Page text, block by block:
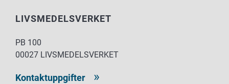
LIVSMEDELSVERKET
PB 100
00027 LIVSMEDELSVERKET
Kontaktuppgifter